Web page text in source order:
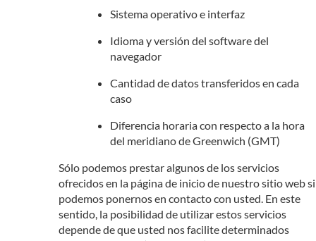
Sistema operativo e interfaz
Idioma y versión del software del
navegador
Cantidad de datos transferidos en cada
caso
Diferencia horaria con respecto a la hora
del meridiano de Greenwich (GMT)
Sólo podemos prestar algunos de los servicios
ofrecidos en la página de inicio de nuestro sitio web si
podemos ponernos en contacto con usted. En este
sentido, la posibilidad de utilizar estos servicios
depende de que usted nos facilite determinados